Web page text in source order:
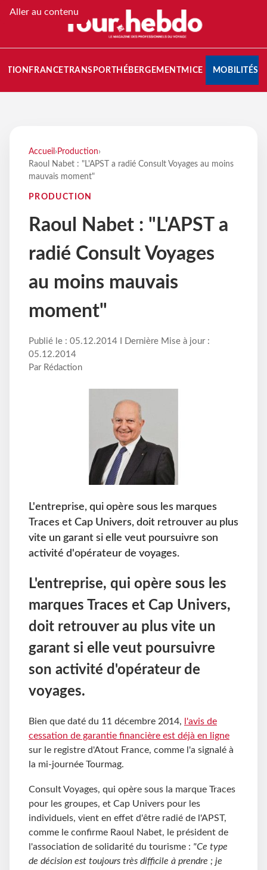
Aller au contenu
FRANCETRANSPORT HÉBERGEMENTMICE MOBILITÉS
Accueil › Production›
Raoul Nabet : "L'APST a radié Consult Voyages au moins
mauvais moment"
PRODUCTION
Raoul Nabet : "L'APST a
radié Consult Voyages
au moins mauvais
moment"
Publié le : 05.12.2014 I Dernière Mise à jour :
05.12.2014
Par Rédaction
L'entreprise, qui opère sous les marques
Traces et Cap Univers, doit retrouver au plus
vite un garant si elle veut poursuivre son
activité d'opérateur de voyages.
L'entreprise, qui opère sous les
marques Traces et Cap Univers,
doit retrouver au plus vite un
garant si elle veut poursuivre
son activité d'opérateur de
voyages.
Bien que daté du 11 décembre 2014,
l'avis de
cessation de garantie financière est déjà en ligne
sur le registre d'Atout France, comme l'a signalé à
la mi-journée Tourmag.
Consult Voyages, qui opère sous la marque Traces
pour les groupes, et Cap Univers pour les
individuels, vient en effet d'être radié de l'APST,
comme le confirme Raoul Nabet, le président de
l'association de solidarité du tourisme : "Ce type
de décision est toujours très difficile à prendre ; je